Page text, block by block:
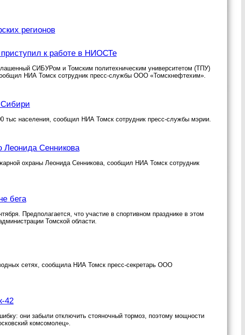
регионов
к работе в НИОСТе
СИБУРом и Томским политехническим университетом (ТПУ)
НИА Томск сотрудник пресс-службы ООО «Томскнефтехим».
тыс населения, сообщил НИА Томск сотрудник пресс-службы мэрии.
Леонида Сенникова
охраны Леонида Сенникова, сообщил НИА Томск сотрудник
бега
Предполагается, что участие в спортивном празднике в этом
Томской области.
сетях, сообщила НИА Томск пресс-секретарь ООО
42
они забыли отключить стояночный тормоз, поэтому мощности
комсомолец».